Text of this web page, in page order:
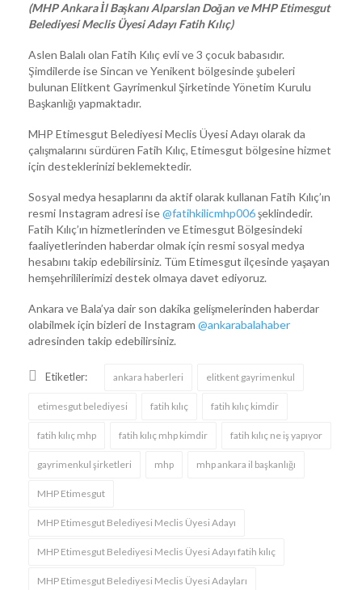
(MHP Ankara İl Başkanı Alparslan Doğan ve MHP Etimesgut
Belediyesi Meclis Üyesi Adayı Fatih Kılıç)
Aslen Balalı olan Fatih Kılıç evli ve 3 çocuk babasıdır.
Şimdilerde ise Sincan ve Yenikent bölgesinde şubeleri
bulunan Elitkent Gayrimenkul Şirketinde Yönetim Kurulu
Başkanlığı yapmaktadır.
MHP Etimesgut Belediyesi Meclis Üyesi Adayı olarak da
çalışmalarını sürdüren Fatih Kılıç, Etimesgut bölgesine hizmet
için desteklerinizi beklemektedir.
Sosyal medya hesaplarını da aktif olarak kullanan Fatih Kılıç’ın
resmi Instagram adresi ise@fatihkilicmhp006şeklindedir.
Fatih Kılıç’ın hizmetlerinden ve Etimesgut Bölgesindeki
faaliyetlerinden haberdar olmak için resmi sosyal medya
hesabını takip edebilirsiniz. Tüm Etimesgut ilçesinde yaşayan
hemşehrililerimizi destek olmaya davet ediyoruz.
Ankara ve Bala’ya dair son dakika gelişmelerinden haberdar
olabilmek için bizleri de Instagram @ankarabalahaber
adresinden takip edebilirsiniz.
Etiketler: ankara haberleri elitkent gayrimenkul
etimesgut belediyesi fatih kılıç fatih kılıç kimdir
fatih kılıç mhp fatih kılıç mhp kimdir fatih kılıç ne iş yapıyor
gayrimenkul şirketleri mhp mhp ankara il başkanlığı
MHP Etimesgut
MHP Etimesgut Belediyesi Meclis Üyesi Adayı
MHP Etimesgut Belediyesi Meclis Üyesi Adayı fatih kılıç
MHP Etimesgut Belediyesi Meclis Üyesi Adayları